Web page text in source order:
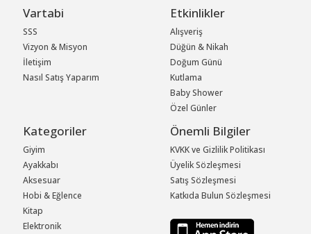
Vartabi
SSS
Vizyon & Misyon
İletişim
Nasıl Satış Yaparım
Etkinlikler
Alışveriş
Düğün & Nikah
Doğum Günü
Kutlama
Baby Shower
Özel Günler
Kategoriler
Giyim
Ayakkabı
Aksesuar
Hobi & Eğlence
Kitap
Elektronik
Önemli Bilgiler
KVKK ve Gizlilik Politikası
Üyelik Sözleşmesi
Satış Sözleşmesi
Katkıda Bulun Sözleşmesi